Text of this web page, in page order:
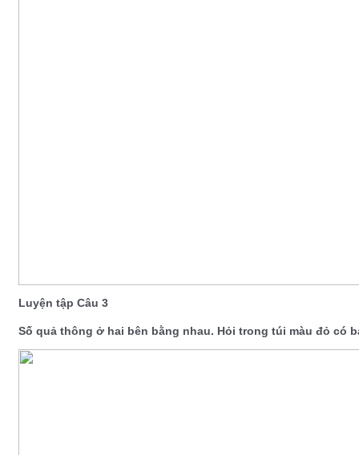
Luyện tập Câu 3
Số quả thông ở hai bên bằng nhau. Hỏi trong túi màu đỏ có